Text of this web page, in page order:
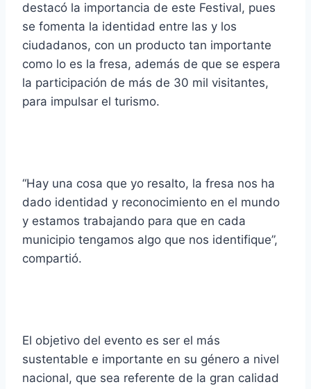
destacó la importancia de este Festival, pues
se fomenta la identidad entre las y los
ciudadanos, con un producto tan importante
como lo es la fresa, además de que se espera
la participación de más de 30 mil visitantes,
para impulsar el turismo.
“Hay una cosa que yo resalto, la fresa nos ha
dado identidad y reconocimiento en el mundo
y estamos trabajando para que en cada
municipio tengamos algo que nos identifique”,
compartió.
El objetivo del evento es ser el más
sustentable e importante en su género a nivel
nacional, que sea referente de la gran calidad